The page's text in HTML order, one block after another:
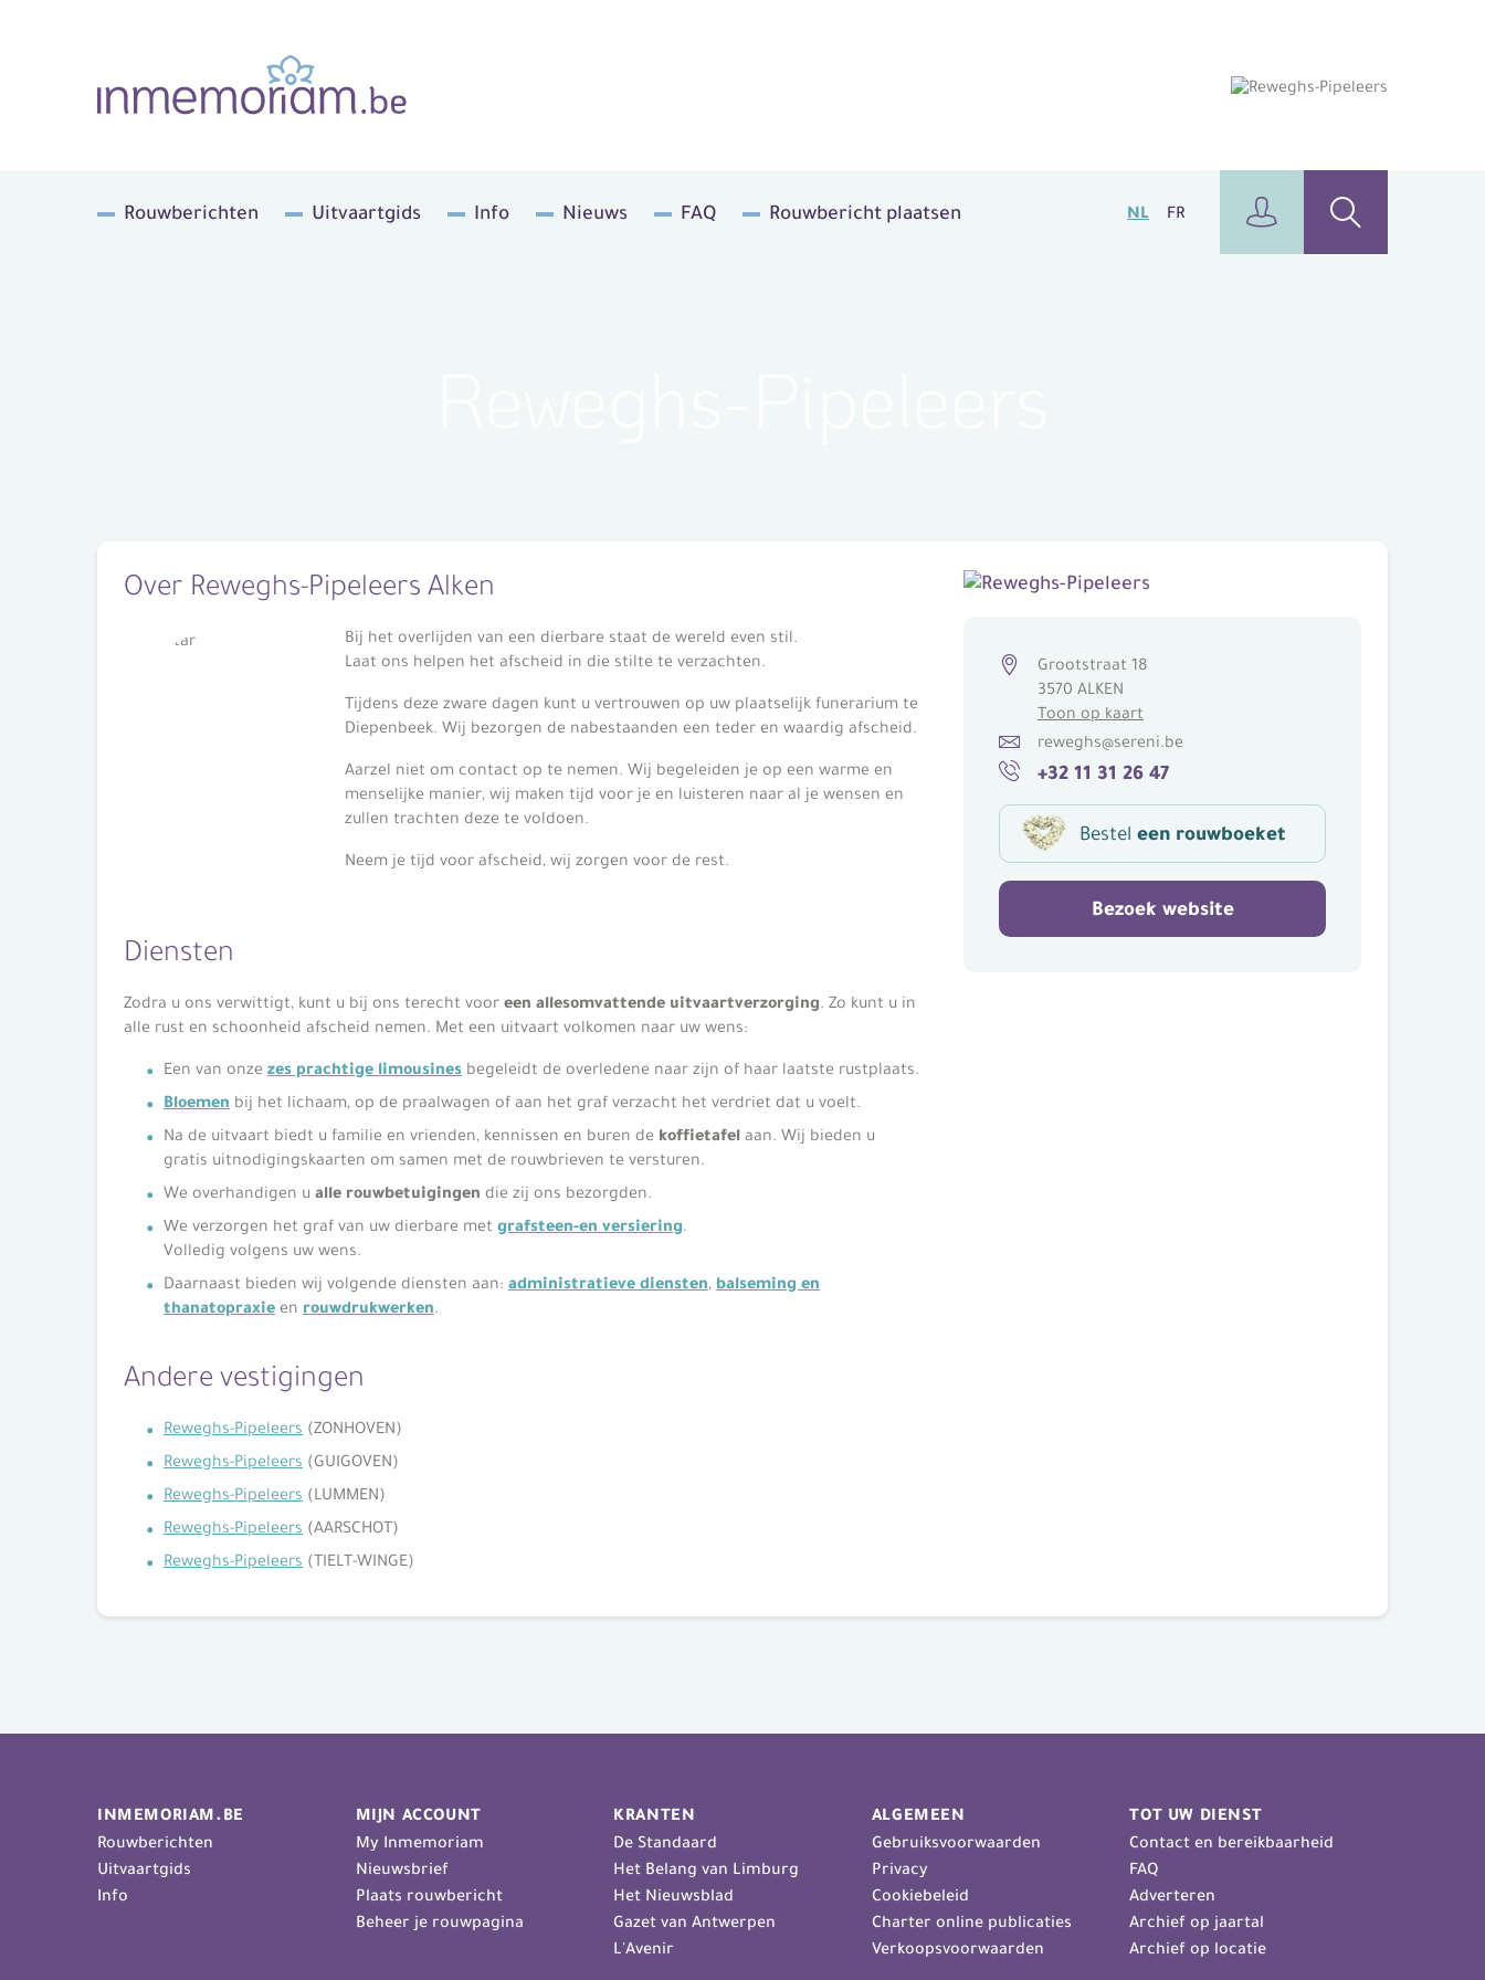
Rouwberichten Uitvaartgids Info Nieuws FAQ Rouwbericht plaatsen NL FR
Grootstraat 18
3570 ALKEN
Toon op kaart
reweghs@sereni.be
+32 11 31 26 47
Bestel een rouwboeket
Bezoek website
Over Reweghs-Pipeleers Alken
Bij het overlijden van een dierbare staat de wereld even stil.
Laat ons helpen het afscheid in die stilte te verzachten.
Tijdens deze zware dagen kunt u vertrouwen op uw plaatselijk funerarium te
Diepenbeek. Wij bezorgen de nabestaanden een teder en waardig afscheid.
Aarzel niet om contact op te nemen. Wij begeleiden je op een warme en
menselijke manier, wij maken tijd voor je en luisteren naar al je wensen en
zullen trachten deze te voldoen.
Neem je tijd voor afscheid, wij zorgen voor de rest.
Diensten
Zodra u ons verwittigt, kunt u bij ons terecht voor een allesomvattende uitvaartverzorging . Zo kunt u in
alle rust en schoonheid afscheid nemen. Met een uitvaart volkomen naar uw wens:
Een van onze zes prachtige limousines begeleidt de overledene naar zijn of haar laatste rustplaats.
Bloemen bij het lichaam, op de praalwagen of aan het graf verzacht het verdriet dat u voelt.
Na de uitvaart biedt u familie en vrienden, kennissen en buren de koffietafel aan. Wij bieden u
gratis uitnodigingskaarten om samen met de rouwbrieven te versturen.
We overhandigen u alle rouwbetuigingen die zij ons bezorgden.
We verzorgen het graf van uw dierbare met grafsteen-en versiering
Volledig volgens uw wens.
Daarnaast bieden wij volgende diensten aan: administratieve diensten, balseming en
thanatopraxie en rouwdrukwerken
Andere vestigingen
Reweghs-Pipeleers (ZONHOVEN)
Reweghs-Pipeleers (GUIGOVEN)
Reweghs-Pipeleers (LUMMEN)
Reweghs-Pipeleers (AARSCHOT)
Reweghs-Pipeleers (TIELT-WINGE)
INMEMORIAM.BE
Rouwberichten
Uitvaartgids
Info
MIJN ACCOUNT
My Inmemoriam
Nieuwsbrief
Plaats rouwbericht
Beheer je rouwpagina
KRANTEN
De Standaard
Het Belang van Limburg
Het Nieuwsblad
Gazet van Antwerpen
L'Avenir
ALGEMEEN
Gebruiksvoorwaarden
Privacy
Cookiebeleid
Charter online publicaties
Verkoopsvoorwaarden
TOT UW DIENST
Contact en bereikbaarheid
FAQ
Adverteren
Archief op jaartal
Archief op locatie